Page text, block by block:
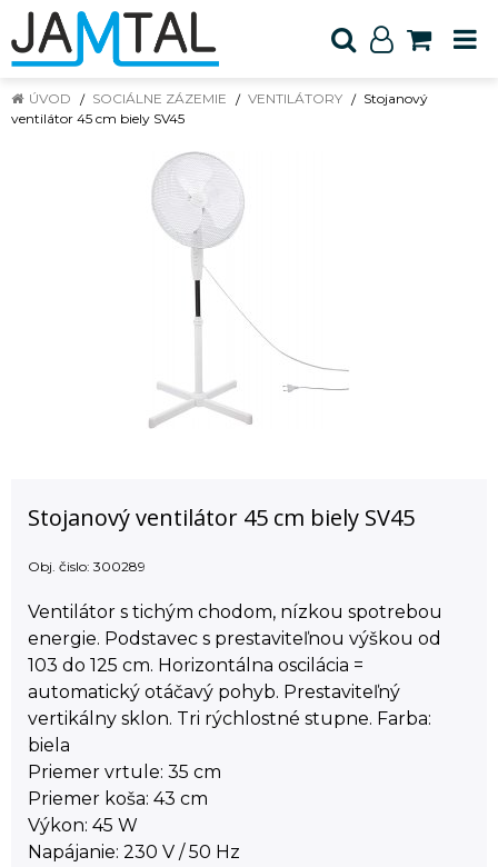
ÚVOD SOCIÁLNE ZÁZEMIE VENTILÁTORY
Stojanový
ventilátor 45 cm biely SV45
Stojanový ventilátor 45 cm biely SV45
Obj. čislo: 300289
Ventilátor s tichým chodom, nízkou spotrebou
energie. Podstavec s prestaviteľnou výškou od
103 do 125 cm. Horizontálna oscilácia =
automatický otáčavý pohyb. Prestaviteľný
vertikálny sklon. Tri rýchlostné stupne. Farba:
biela
Priemer vrtule: 35 cm
Priemer koša: 43 cm
Výkon: 45 W
Napájanie: 230 V / 50 Hz